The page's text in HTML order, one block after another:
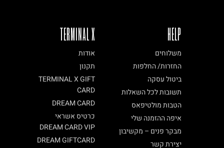
TERMINAL X
אודות
תקנון
TERMINAL X GIFT
CARD
DREAM CARD
כרטיס אשראי
DREAM CARD VIP
DREAM GIFTCARD
HELP
משלוחים
החזרות/ החלפות
ביטול עסקה
תשובות לכל השאלות
הטבות מולטיפאס
איפה ההזמנה שלי
מבקר פנים – מקשיבון
יצירת קשר